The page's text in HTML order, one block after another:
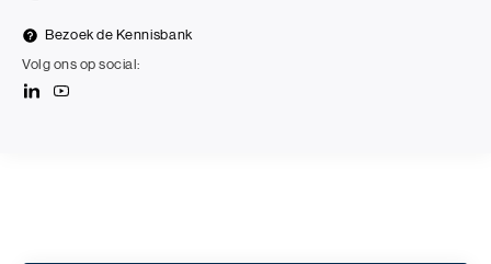
Bezoek de Kennisbank
Volg ons op social: